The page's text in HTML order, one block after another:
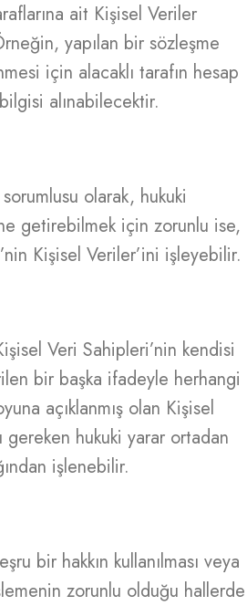
ait Kişisel Veriler
yapılan bir sözleşme
için alacaklı tarafın hesap
alınabilecektir.
olarak, hukuki
getirebilmek için zorunlu ise,
Kişisel Veriler’ini işleyebilir.
Veri Sahipleri’nin kendisi
bir başka ifadeyle herhangi
açıklanmış olan Kişisel
gereken hukuki yarar ortadan
işlenebilir.
bir hakkın kullanılması veya
zorunlu olduğu hallerde